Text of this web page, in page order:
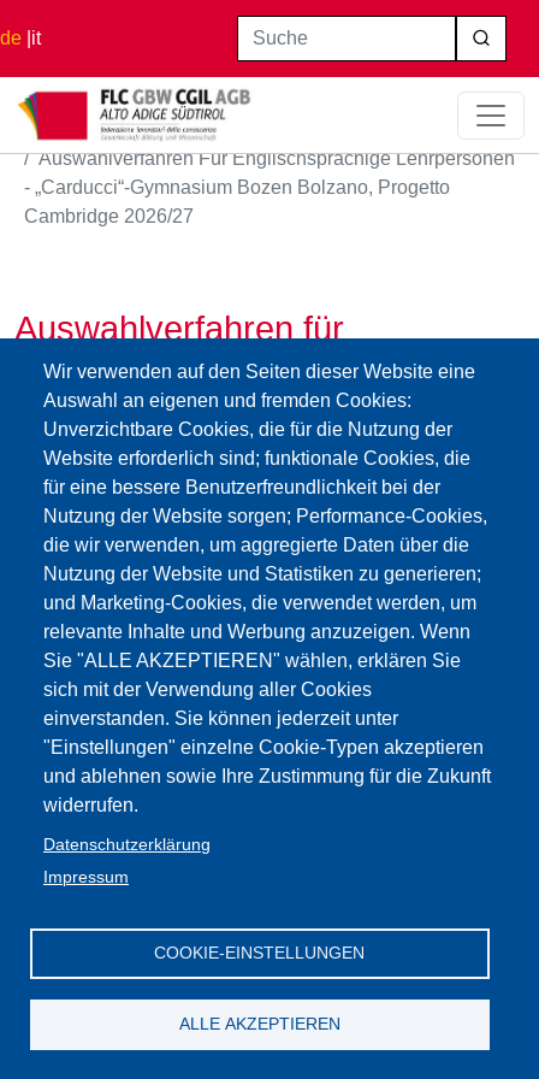
de it
Wir verwenden auf den Seiten dieser Website eine
Auswahl an eigenen und fremden Cookies:
Unverzichtbare Cookies, die für die Nutzung der
Website erforderlich sind; funktionale Cookies, die
für eine bessere Benutzerfreundlichkeit bei der
Nutzung der Website sorgen; Performance-Cookies,
die wir verwenden, um aggregierte Daten über die
Nutzung der Website und Statistiken zu generieren;
und Marketing-Cookies, die verwendet werden, um
relevante Inhalte und Werbung anzuzeigen. Wenn
Sie "ALLE AKZEPTIEREN" wählen, erklären Sie
sich mit der Verwendung aller Cookies
einverstanden. Sie können jederzeit unter
"Einstellungen" einzelne Cookie-Typen akzeptieren
und ablehnen sowie Ihre Zustimmung für die Zukunft
widerrufen.
Datenschutzerklärung
Impressum
COOKIE-EINSTELLUNGEN
ALLE AKZEPTIEREN
Suche
Startseite
Auswahlverfahren Für Englischsprachige Lehrpersonen
- „Carducci“-Gymnasium Bozen Bolzano, Progetto
Cambridge 2026/27
Auswahlverfahren für
englischsprachige Lehrpersonen
- „Carducci“-Gymnasium Bozen
Bolzano, progetto Cambridge
2026/27
Infoshier
Impressum
Web-
Seite :Cookies
Privacy
GBW /
FLC - Gewerkschaft Wissenschaft und
Bildung Südtirol
Privacy
Mitglieder
CGIL